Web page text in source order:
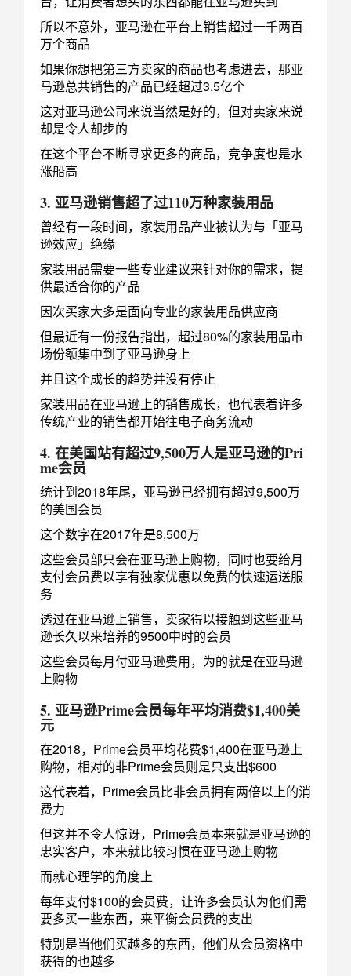
所以不意外，亚马逊在平台上销售超过一千两百
万个商品
如果你想把第三方卖家的商品也考虑进去，那亚
马逊总共销售的产品已经超过3.5亿个
这对亚马逊公司来说当然是好的，但对卖家来说
却是令人却步的
在这个平台不断寻求更多的商品，竞争度也是水
涨船高
3. 亚马逊销售超了过110万种家装用品
曾经有一段时间，家装用品产业被认为与「亚马
逊效应」绝缘
家装用品需要一些专业建议来针对你的需求，提
供最适合你的产品
因次买家大多是面向专业的家装用品供应商
但最近有一份报告指出，超过80%的家装用品市
场份额集中到了亚马逊身上
并且这个成长的趋势并没有停止
家装用品在亚马逊上的销售成长，也代表着许多
传统产业的销售都开始往电子商务流动
4. 在美国站有超过9,500万人是亚马逊的Pri
me会员
统计到2018年尾，亚马逊已经拥有超过9,500万
的美国会员
这个数字在2017年是8,500万
这些会员部只会在亚马逊上购物，同时也要给月
支付会员费以享有独家优惠以免费的快速运送服
务
透过在亚马逊上销售，卖家得以接触到这些亚马
逊长久以来培养的9500中时的会员
这些会员每月付亚马逊费用，为的就是在亚马逊
上购物
5. 亚马逊Prime会员每年平均消费$1,400美
元
在2018，Prime会员平均花费$1,400在亚马逊上
购物，相对的非Prime会员则是只支出$600
这代表着，Prime会员比非会员拥有两倍以上的消
费力
但这并不令人惊讶，Prime会员本来就是亚马逊的
忠实客户，本来就比较习惯在亚马逊上购物
而就心理学的角度上
每年支付$100的会员费，让许多会员认为他们需
要多买一些东西，来平衡会员费的支出
特别是当他们买越多的东西，他们从会员资格中
获得的也越多